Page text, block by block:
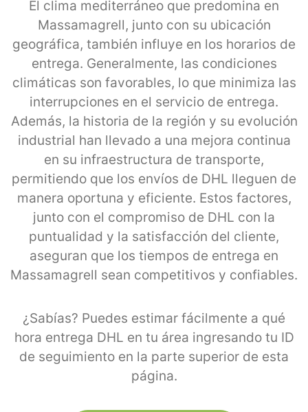
El clima mediterráneo que predomina en
Massamagrell, junto con su ubicación
geográfica, también influye en los horarios de
entrega. Generalmente, las condiciones
climáticas son favorables, lo que minimiza las
interrupciones en el servicio de entrega.
Además, la historia de la región y su evolución
industrial han llevado a una mejora continua
en su infraestructura de transporte,
permitiendo que los envíos de DHL lleguen de
manera oportuna y eficiente. Estos factores,
junto con el compromiso de DHL con la
puntualidad y la satisfacción del cliente,
aseguran que los tiempos de entrega en
Massamagrell sean competitivos y confiables.
¿Sabías? Puedes estimar fácilmente a qué
hora entrega DHL en tu área ingresando tu ID
de seguimiento en la parte superior de esta
página.